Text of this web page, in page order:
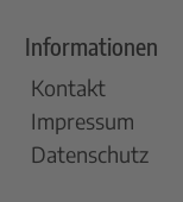
Informationen
Kontakt
Impressum
Datenschutz